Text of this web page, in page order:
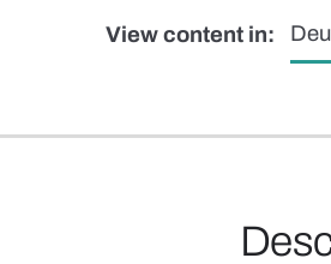
View content in: